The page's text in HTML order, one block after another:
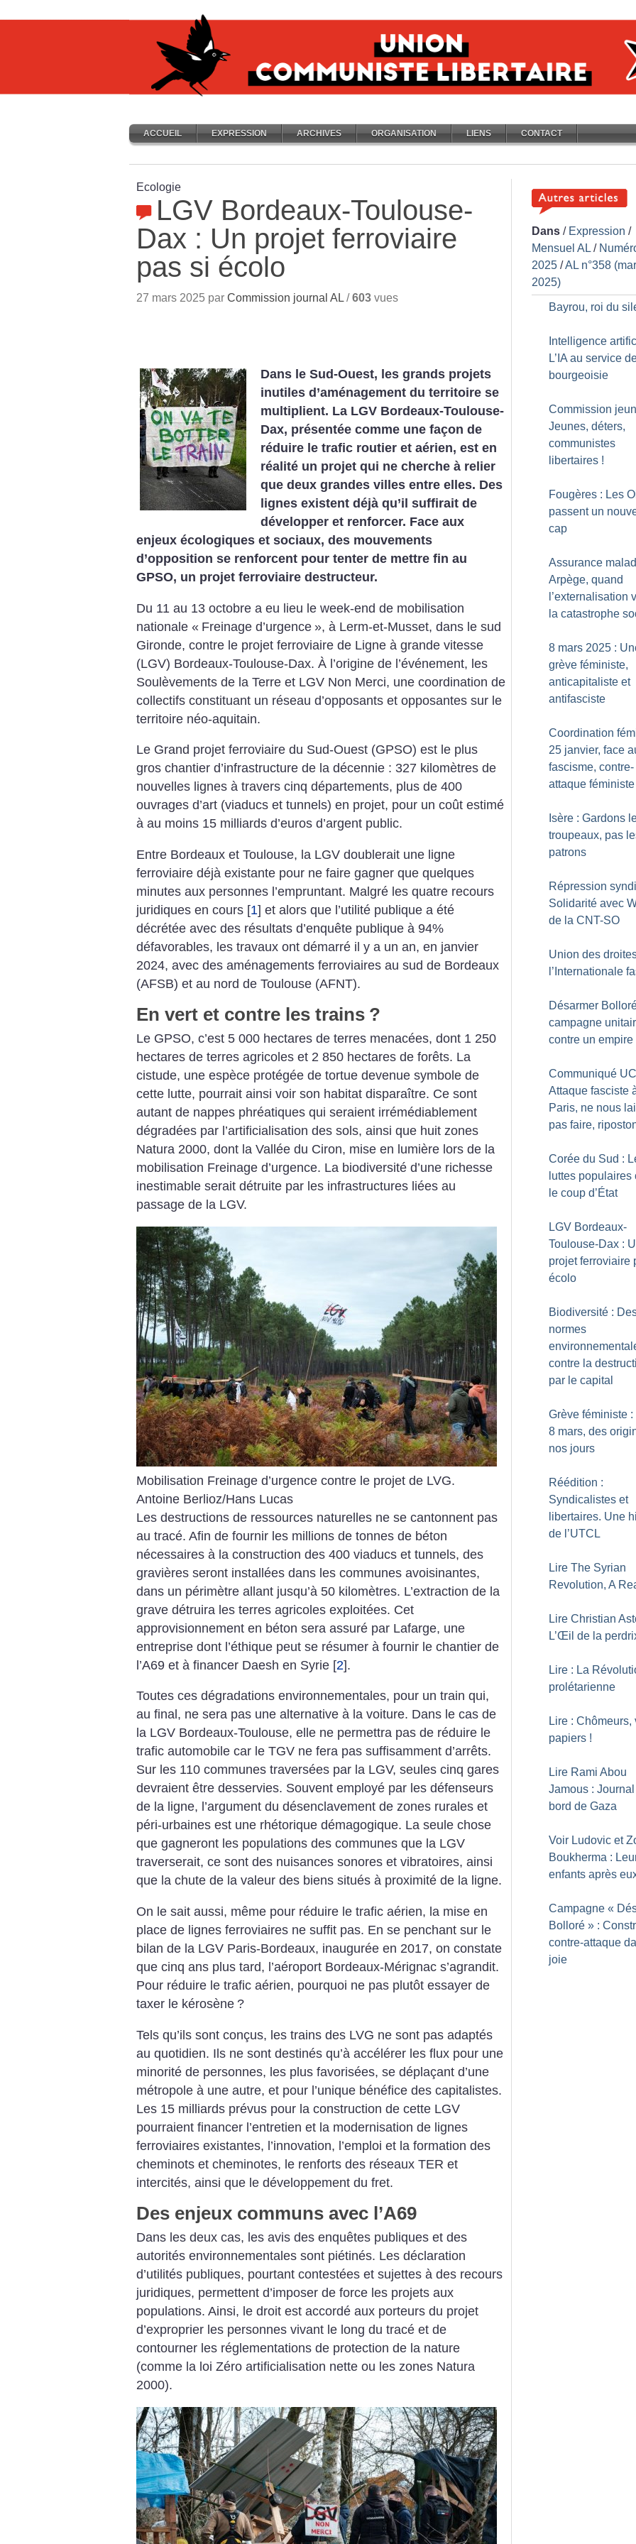
ACCUEIL EXPRESSION ARCHIVES ORGANISATION LIENS CONTACT
Ecologie
LGV Bordeaux-Toulouse-
Dax : Un projet ferroviaire
pas si écolo
27 mars 2025 par Commission journal AL /603 vues
Dans le Sud-Ouest, les grands projets
inutiles d’aménagement du territoire se
multiplient. La LGV Bordeaux-Toulouse-
Dax, présentée comme une façon de
réduire le trafic routier et aérien, est en
réalité un projet qui ne cherche à relier
que deux grandes villes entre elles. Des
lignes existent déjà qu’il suffirait de
développer et renforcer. Face aux
enjeux écologiques et sociaux, des mouvements
d’opposition se renforcent pour tenter de mettre fin au
GPSO, un projet ferroviaire destructeur.
Du 11 au 13 octobre a eu lieu le week-end de mobilisation
nationale « Freinage d’urgence », à Lerm-et-Musset, dans le sud
Gironde, contre le projet ferroviaire de Ligne à grande vitesse
(LGV) Bordeaux-Toulouse-Dax. À l’origine de l’événement, les
Soulèvements de la Terre et LGV Non Merci, une coordination de
collectifs constituant un réseau d’opposants et opposantes sur le
territoire néo-aquitain.
Le Grand projet ferroviaire du Sud-Ouest (GPSO) est le plus
gros chantier d’infrastructure de la décennie : 327 kilomètres de
nouvelles lignes à travers cinq départements, plus de 400
ouvrages d’art (viaducs et tunnels) en projet, pour un coût estimé
à au moins 15 milliards d’euros d’argent public.
Entre Bordeaux et Toulouse, la LGV doublerait une ligne
ferroviaire déjà existante pour ne faire gagner que quelques
minutes aux personnes l’empruntant. Malgré les quatre recours
juridiques en cours [1] et alors que l’utilité publique a été
décrétée avec des résultats d’enquête publique à 94%
défavorables, les travaux ont démarré il y a un an, en janvier
2024, avec des aménagements ferroviaires au sud de Bordeaux
(AFSB) et au nord de Toulouse (AFNT).
En vert et contre les trains ?
Le GPSO, c’est 5 000 hectares de terres menacées, dont 1 250
hectares de terres agricoles et 2 850 hectares de forêts. La
cistude, une espèce protégée de tortue devenue symbole de
cette lutte, pourrait ainsi voir son habitat disparaître. Ce sont
autant de nappes phréatiques qui seraient irrémédiablement
dégradées par l’artificialisation des sols, ainsi que huit zones
Natura 2000, dont la Vallée du Ciron, mise en lumière lors de la
mobilisation Freinage d’urgence. La biodiversité d’une richesse
inestimable serait détruite par les infrastructures liées au
passage de la LGV.
Mobilisation Freinage d’urgence contre le projet de LVG.
Antoine Berlioz/Hans Lucas
Les destructions de ressources naturelles ne se cantonnent pas
au tracé. Afin de fournir les millions de tonnes de béton
nécessaires à la construction des 400 viaducs et tunnels, des
gravières seront installées dans les communes avoisinantes,
dans un périmètre allant jusqu’à 50 kilomètres. L’extraction de la
grave détruira les terres agricoles exploitées. Cet
approvisionnement en béton sera assuré par Lafarge, une
entreprise dont l’éthique peut se résumer à fournir le chantier de
l’A69 et à financer Daesh en Syrie [2].
Toutes ces dégradations environnementales, pour un train qui,
au final, ne sera pas une alternative à la voiture. Dans le cas de
la LGV Bordeaux-Toulouse, elle ne permettra pas de réduire le
trafic automobile car le TGV ne fera pas suffisamment d’arrêts.
Sur les 110 communes traversées par la LGV, seules cinq gares
devraient être desservies. Souvent employé par les défenseurs
de la ligne, l’argument du désenclavement de zones rurales et
péri-urbaines est une rhétorique démagogique. La seule chose
que gagneront les populations des communes que la LGV
traverserait, ce sont des nuisances sonores et vibratoires, ainsi
que la chute de la valeur des biens situés à proximité de la ligne.
On le sait aussi, même pour réduire le trafic aérien, la mise en
place de lignes ferroviaires ne suffit pas. En se penchant sur le
bilan de la LGV Paris-Bordeaux, inaugurée en 2017, on constate
que cinq ans plus tard, l’aéroport Bordeaux-Mérignac s’agrandit.
Pour réduire le trafic aérien, pourquoi ne pas plutôt essayer de
taxer le kérosène ?
Tels qu’ils sont conçus, les trains des LVG ne sont pas adaptés
au quotidien. Ils ne sont destinés qu’à accélérer les flux pour une
minorité de personnes, les plus favorisées, se déplaçant ­d’une
métropole à une autre, et pour l’unique bénéfice des capitalistes.
Les 15 milliards prévus pour la construction de cette LGV
pourraient financer l’entretien et la modernisation de lignes
ferroviaires existantes, l’innovation, l’emploi et la formation des
cheminots et cheminotes, le renforts des réseaux TER et
intercités, ainsi que le développement du fret.
Des enjeux communs avec l’A69
Dans les deux cas, les avis des enquêtes publiques et des
autorités environnementales sont piétinés. Les déclaration
d’utilités publiques, pourtant contestées et sujettes à des recours
juridiques, permettent d’imposer de force les projets aux
populations. Ainsi, le droit est accordé aux porteurs du projet
d’exproprier les personnes vivant le long du tracé et de
contourner les réglementations de protection de la nature
(comme la loi Zéro artificialisation ­nette ou les zones Natura
2000).
Dans / Expression /
Mensuel AL /
2025 /AL n°358
2025)
Bayrou, roi du
Intelligence
L’IA au service
bourgeoisie
Commission
Jeunes, déters,
communistes
libertaires !
Fougères : Les
passent un
cap
Assurance
Arpège, quand
l’externalisation
la catastrophe
8 mars 2025 :
grève féministe,
anticapitaliste et
antifasciste
Coordination
25 janvier, face
fascisme, contre-
attaque féministe
Isère : Gardons
troupeaux, pas
patrons
Répression
Solidarité avec
de la CNT-SO
Union des
l’Internationale
Désarmer
campagne
contre un empire
Communiqué
Attaque fasciste
Paris, ne nous
pas faire,
Corée du Sud :
luttes populaires
le coup d’État
LGV Bordeaux-
Toulouse-Dax :
projet ferroviaire
écolo
Biodiversité :
normes
contre la
par le capital
Grève féministe :
8 mars, des
nos jours
Réédition :
Syndicalistes et
libertaires. Une
de l’UTCL
Lire The Syrian
Revolution, A
Lire Christian
L’Œil de la
Lire : La
prolétarienne
Lire : Chômeurs,
papiers !
Lire Rami Abou
Jamous :
bord de Gaza
Voir Ludovic et
Boukherma :
enfants après
Campagne «
Bolloré » :
contre-attaque
joie